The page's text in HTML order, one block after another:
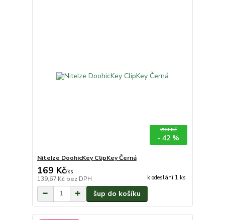
293 Kč
- 42 %
NiteIze DoohicKey ClipKey Černá
169 Kč/ks
139,67 Kč bez DPH k odeslání 1 ks
šup do košíku